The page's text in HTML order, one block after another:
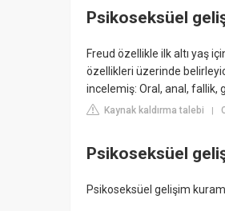
Psikoseksüel
Freud özellikle ilk altı yaş
özellikleri üzerinde
incelemiş: Oral, anal, fallik,
Kaynak kaldırma talebi
Psikoseksüel
Psikoseksüel gelişim